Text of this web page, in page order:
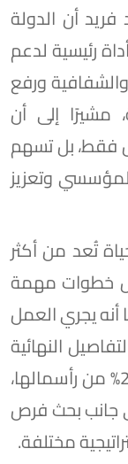
أن الدولة
رئيسية لدعم
ورفع
مشيرًا إلى أن
فقط، بل تسهم
وتعزيز
تُعد من أكثر
خطوات مهمة
يجري العمل
النهائية
تمهيدًا لطرح حصة تتراوح بين 20% و25% من رأسمالها،
جانب بحث فرص
مختلفة.